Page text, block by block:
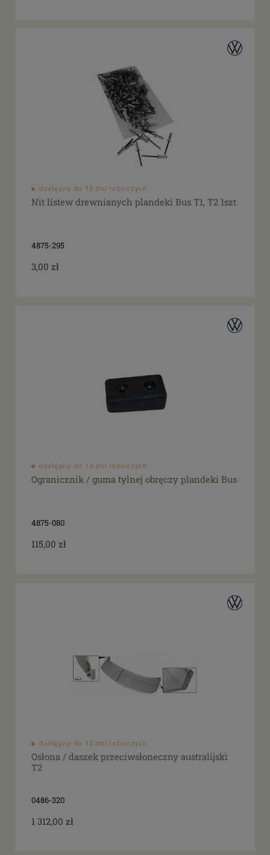
dostępny do 10 dni roboczych
Nit listew drewnianych plandeki Bus T1, T2 1szt.
4875-295
3,00 zł
dostępny do 10 dni roboczych
Ogranicznik / guma tylnej obręczy plandeki Bus
4875-080
115,00 zł
dostępny do 10 dni roboczych
Osłona / daszek przeciwsłoneczny australijski
T2
0486-320
1 312,00 zł